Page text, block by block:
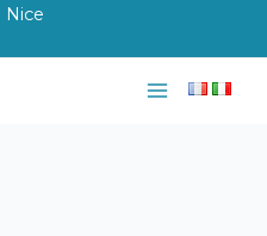
Nice
Main